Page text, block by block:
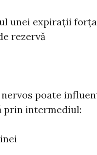
unei expirații
rezervă
nervos poate
prin intermediul: